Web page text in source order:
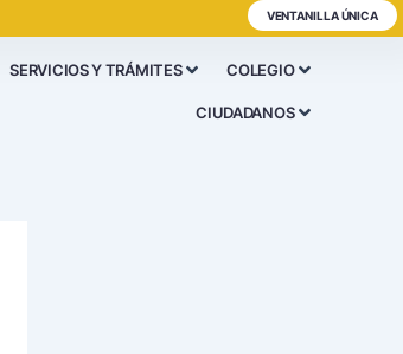
VENTANILLA ÚNICA
SERVICIOS Y TRÁMITES COLEGIO
CIUDADANOS